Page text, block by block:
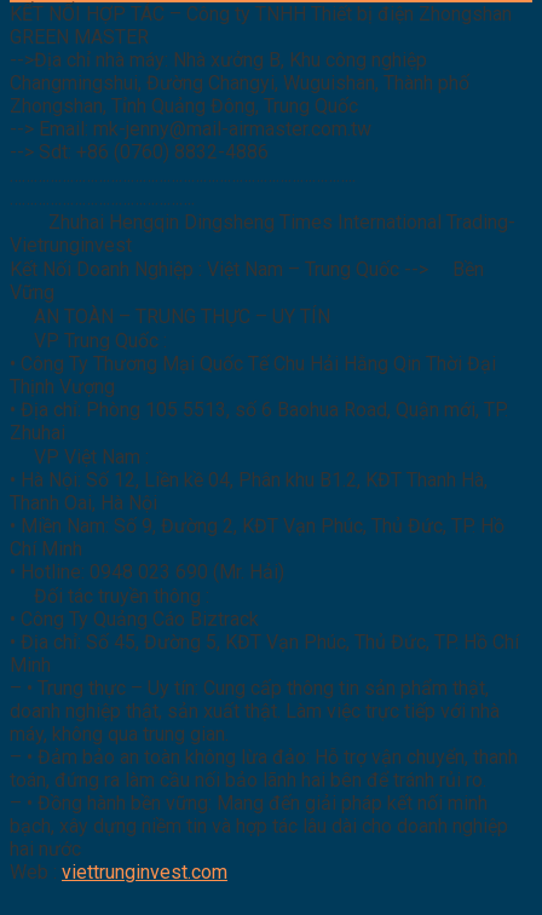
KẾT NỐI HỢP TÁC – Công ty TNHH Thiết bị điện Zhongshan
GREEN MASTER
-->Địa chỉ nhà máy: Nhà xưởng B, Khu công nghiệp
Changmingshui, Đường Changyi, Wuguishan, Thành phố
Zhongshan, Tỉnh Quảng Đông, Trung Quốc
--> Email: mk-jenny@mail-airmaster.com.tw
--> Sdt: +86 (0760) 8832-4886
…………………………………………………………………………..
……………………………………….
Zhuhai Hengqin Dingsheng Times International Trading-
Vietrunginvest
Kết Nối Doanh Nghiệp : Việt Nam – Trung Quốc -->
Bền
Vững
AN TOÀN – TRUNG THỰC – UY TÍN
VP Trung Quốc :
• Công Ty Thương Mại Quốc Tế Chu Hải Hằng Qin Thời Đại
Thịnh Vượng
• Địa chỉ: Phòng 105 5513, số 6 Baohua Road, Quận mới, TP.
Zhuhai
VP Việt Nam :
• Hà Nội: Số 12, Liền kề 04, Phân khu B1.2, KĐT Thanh Hà,
Thanh Oai, Hà Nội
• Miền Nam: Số 9, Đường 2, KĐT Vạn Phúc, Thủ Đức, TP. Hồ
Chí Minh
• Hotline: 0948 023 690 (Mr. Hải)
Đối tác truyền thông :
• Công Ty Quảng Cáo Biztrack
• Địa chỉ: Số 45, Đường 5, KĐT Vạn Phúc, Thủ Đức, TP. Hồ Chí
Minh
– • Trung thực – Uy tín: Cung cấp thông tin sản phẩm thật,
doanh nghiệp thật, sản xuất thật. Làm việc trực tiếp với nhà
máy, không qua trung gian.
– • Đảm bảo an toàn không lừa đảo: Hỗ trợ vận chuyển, thanh
toán, đứng ra làm cầu nối bảo lãnh hai bên để tránh rủi ro.
– • Đồng hành bền vững: Mang đến giải pháp kết nối minh
bạch, xây dựng niềm tin và hợp tác lâu dài cho doanh nghiệp
hai nước
Web : viettrunginvest.com